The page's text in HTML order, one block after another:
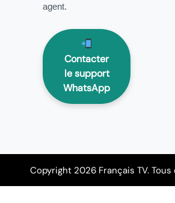
agent.
Contacter
le support
WhatsApp
Copyright 2026 Français TV.